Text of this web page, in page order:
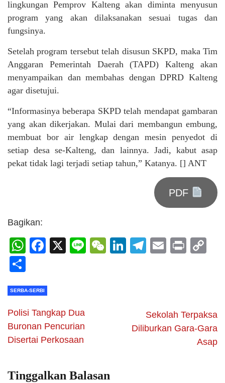
lingkungan Pemprov Kalteng akan diminta menyusun
program yang akan dilaksanakan sesuai tugas dan
fungsinya.
Setelah program tersebut telah disusun SKPD, maka Tim
Anggaran Pemerintah Daerah (TAPD) Kalteng akan
menyampaikan dan membahas dengan DPRD Kalteng
agar disetujui.
“Informasinya beberapa SKPD telah mendapat gambaran
yang akan dikerjakan. Mulai dari membangun embung,
membuat bor air lengkap dengan mesin penyedot di
setiap desa se-Kalteng, dan lainnya. Jadi, kabut asap
pekat tidak lagi terjadi setiap tahun,” Katanya. [] ANT
PDF
Bagikan:
WhatsApp
Facebook
X LineWeChat
LinkedIn
Telegram
Email
Print
SERBA-SERBI
Polisi Tangkap Dua
Buronan Pencurian
Disertai Perkosaan
Sekolah Terpaksa
Diliburkan Gara-Gara
Asap
Tinggalkan Balasan